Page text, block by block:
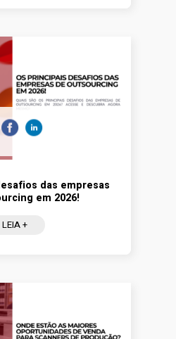
das empresas
em 2026!
LEIA +